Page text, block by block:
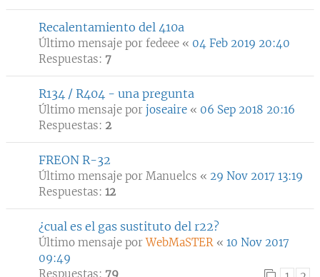
Recalentamiento del 410a
Último mensaje por fedeee « 04 Feb 2019 20:40
Respuestas: 7
R134 / R404 - una pregunta
Último mensaje por joseaire « 06 Sep 2018 20:16
Respuestas: 2
FREON R-32
Último mensaje por Manuelcs « 29 Nov 2017 13:19
Respuestas: 12
¿cual es el gas sustituto del r22?
Último mensaje porWebMaSTER « 10 Nov 2017
09:49
Respuestas: 79